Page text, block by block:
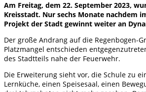
Am Freitag, dem 22. September 2023,
Kreisstadt. Nur sechs Monate nachdem
Projekt der Stadt gewinnt weiter an
Der große Andrang auf die Regenbogen-
Platzmangel entschieden
des Stadtteils nahe der Feuerwehr.
Die Erweiterung sieht vor, die Schule zu
Lernküche, einen Speisesaal, einen